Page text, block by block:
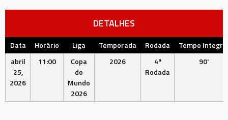
DETALHES
Data Horário Liga Temporada Rodada
Tempo
abril
25,
2026
11:00
Copa
do
Mundo
2026
2026
4ª
Rodada
90'